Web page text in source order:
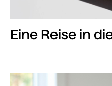
Eine Reise in